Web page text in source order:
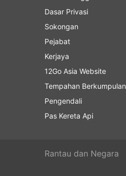
Dasar Privasi
Sokongan
Pejabat
Kerjaya
12Go Asia Website
Tempahan Berkumpulan
Pengendali
Pas Kereta Api
Rantau dan Negara